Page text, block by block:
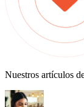
Nuestros artículos